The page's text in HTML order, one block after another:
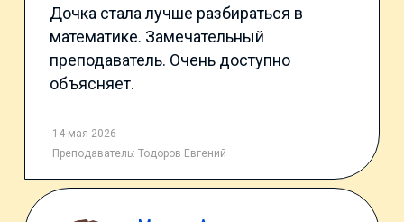
Дочка стала лучше разбираться в
математике. Замечательный
преподаватель. Очень доступно
объясняет.
14 мая 2026
Преподаватель: Тодоров Евгений